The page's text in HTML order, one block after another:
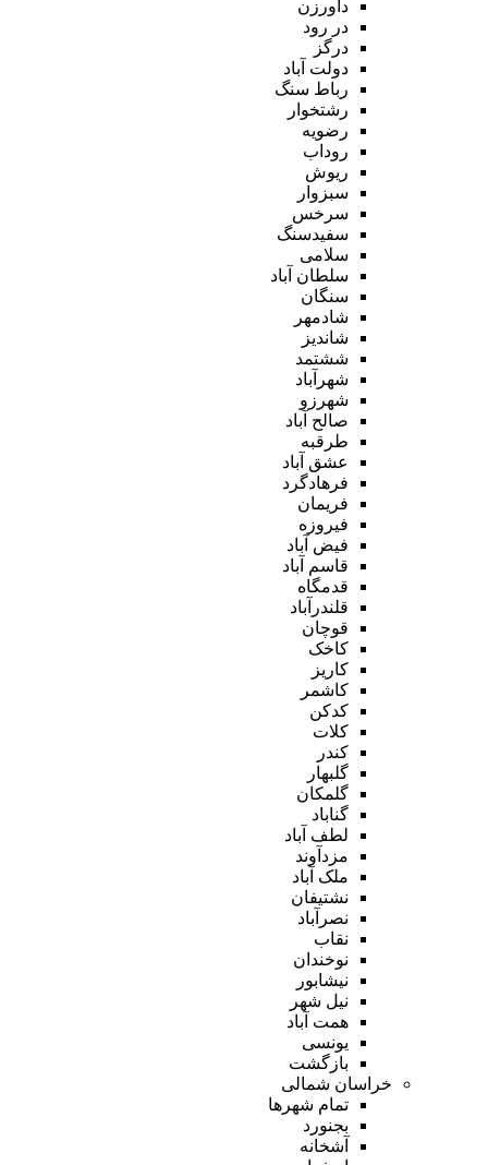
داورزن
در رود
درگز
دولت آباد
رباط سنگ
رشتخوار
رضویه
روداب
ریوش
سبزوار
سرخس
سفیدسنگ
سلامی
سلطان آباد
سنگان
شادمهر
شاندیز
ششتمد
شهرآباد
شهرزو
صالح آباد
طرقبه
عشق آباد
فرهادگرد
فریمان
فیروزه
فیض آباد
قاسم آباد
قدمگاه
قلندرآباد
قوچان
کاخک
کاریز
کاشمر
کدکن
کلات
کندر
گلبهار
گلمکان
گناباد
لطف آباد
مزدآوند
ملک آباد
نشتیفان
نصرآباد
نقاب
نوخندان
نیشابور
نیل شهر
همت آباد
یونسی
بازگشت
خراسان شمالی
تمام شهر‌ها
بجنورد
آشخانه